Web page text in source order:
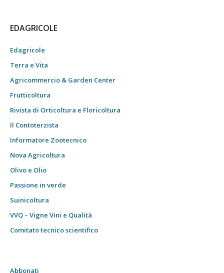
EDAGRICOLE
Edagricole
Terra e Vita
Agricommercio & Garden Center
Frutticoltura
Rivista di Orticoltura e Floricoltura
Il Contoterzista
Informatore Zootecnico
Nova Agricoltura
Olivo e Olio
Passione in verde
Suinicoltura
VVQ – Vigne Vini e Qualità
Comitato tecnico scientifico
Abbonati